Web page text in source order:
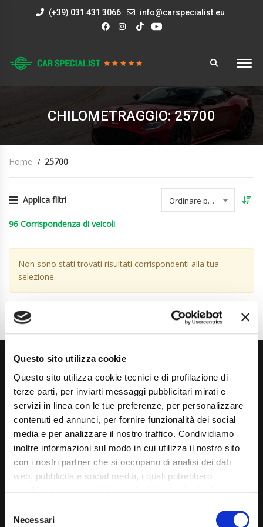
Questo sito utilizza cookie
Questo sito utilizza cookie tecnici e di profilazione di
terze parti, per inviarti messaggi pubblicitari mirati e
servizi in linea con le tue preferenze, per personalizzare
contenuti ed annunci, per fornire funzionalità dei social
media e per analizzare il nostro traffico. Condividiamo
inoltre informazioni sul modo in cui utilizza il nostro sito
con i nostri partner che si occupano di analisi dei dati
web, pubblicità e social media, i quali potrebbero
mera chiusura del banner non comporta l’accettazione
Selection
Necessari
(+39) 031 431 3066 info@carspecialist.eu
CHILOMETRAGGIO: 25700
Home 25700
Applica filtri Ordinare per data
96 Corrispondenza di veicoli
Non sono stati trovati risultati corrispondenti alla tua
selezione.
Via Giuditta Pasta 2, Como (CO) 22100
(+39) 031 431 3066
info@carspecialist.eu
Sabato: 09:00 - 12:30